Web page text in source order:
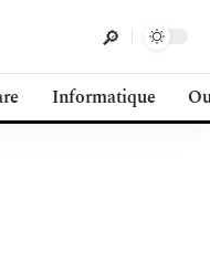
Informatique